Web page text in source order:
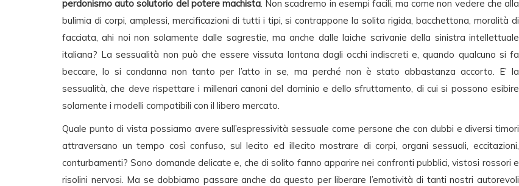
perdonismo auto solutorio del potere machista. Non scadremo in esempi facili, ma come non vedere che alla
bulimia di corpi, amplessi, mercificazioni di tutti i tipi, si contrappone la solita rigida, bacchettona, moralità di
facciata, ahi noi non solamente dalle sagrestie, ma anche dalle laiche scrivanie della sinistra intellettuale
italiana? La sessualità non può che essere vissuta lontana dagli occhi indiscreti e, quando qualcuno si fa
beccare, lo si condanna non tanto per l’atto in se, ma perché non è stato abbastanza accorto. E’ la
sessualità, che deve rispettare i millenari canoni del dominio e dello sfruttamento, di cui si possono esibire
solamente i modelli compatibili con il libero mercato.
Quale punto di vista possiamo avere sull’espressività sessuale come persone che con dubbi e diversi timori
attraversano un tempo così confuso, sul lecito ed illecito mostrare di corpi, organi sessuali, eccitazioni,
conturbamenti? Sono domande delicate e, che di solito fanno apparire nei confronti pubblici, vistosi rossori e
risolini nervosi. Ma se dobbiamo passare anche da questo per liberare l’emotività di tanti nostri autorevoli